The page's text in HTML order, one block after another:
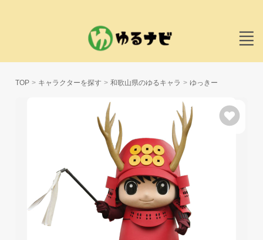
TOP キャラクターを探す 和歌山県のゆるキャラ ゆっきー